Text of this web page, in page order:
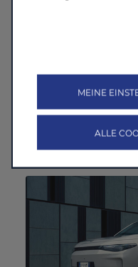
MEINE
ALLE